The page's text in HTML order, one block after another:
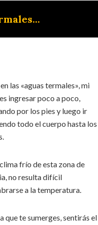
las «aguas termales», mi
ingresar poco a poco,
por los pies y luego ir
todo el cuerpo hasta los
frío de esta zona de
no resulta difícil
a la temperatura.
que te sumerges, sentirás el